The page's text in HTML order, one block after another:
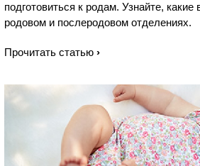
подготовиться к родам. Узнайте, какие
родовом и послеродовом отделениях.
Прочитать статью